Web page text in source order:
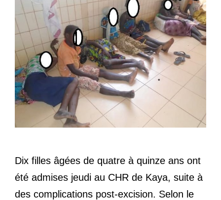
Dix filles âgées de quatre à quinze ans ont
été admises jeudi au CHR de Kaya, suite à
des complications post-excision. Selon le